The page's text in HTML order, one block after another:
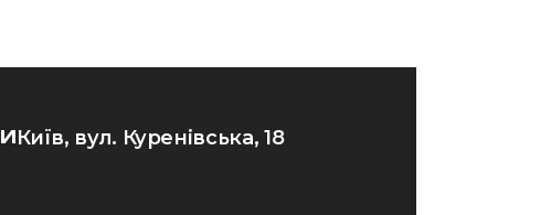
Київ, вул. Куренівська, 18